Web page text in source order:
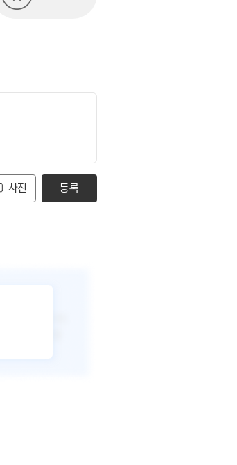
사진 등록